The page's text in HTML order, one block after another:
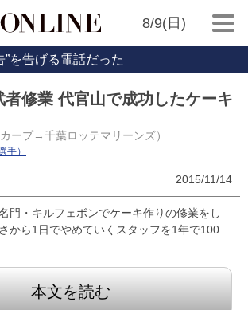
8/9(日)
”を告げる電話だった
者修業 代官山で成功したケーキ
ープ→千葉ロッテマリーンズ）
手）
2015/11/14
門・キルフェボンでケーキ作りの修業をし
から1日でやめていくスタッフを1年で100
本文を読む